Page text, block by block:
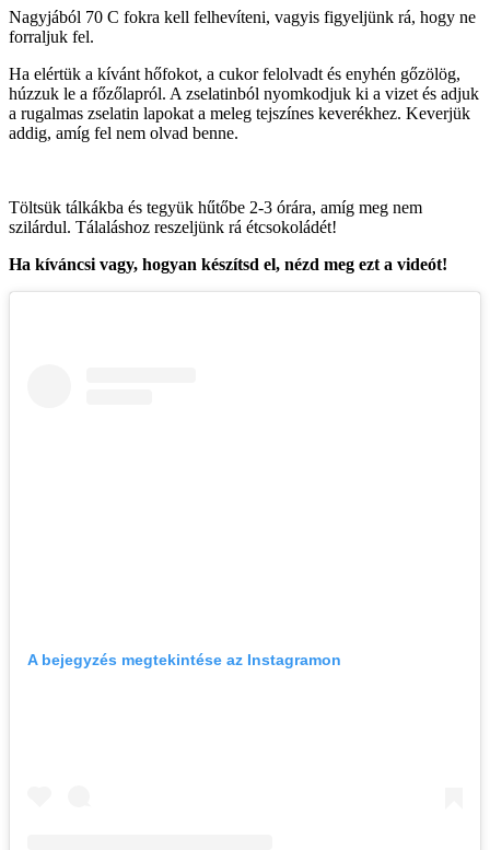
Nagyjából 70 C fokra kell felhevíteni, vagyis figyeljünk rá, hogy ne
forraljuk fel.
Ha elértük a kívánt hőfokot, a cukor felolvadt és enyhén gőzölög,
húzzuk le a főzőlapról. A zselatinból nyomkodjuk ki a vizet és adjuk
a rugalmas zselatin lapokat a meleg tejszínes keverékhez. Keverjük
addig, amíg fel nem olvad benne.
Töltsük tálkákba és tegyük hűtőbe 2-3 órára, amíg meg nem
szilárdul. Tálaláshoz reszeljünk rá étcsokoládét!
Ha kíváncsi vagy, hogyan készítsd el, nézd meg ezt a videót!
A bejegyzés megtekintése az Instagramon